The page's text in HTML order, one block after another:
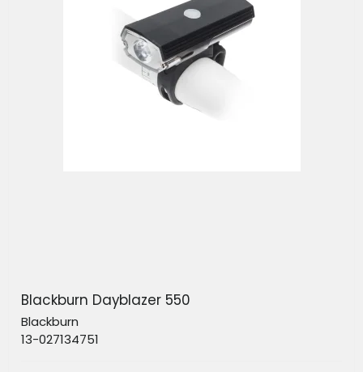
Blackburn Dayblazer 550
Blackburn
13-027134751